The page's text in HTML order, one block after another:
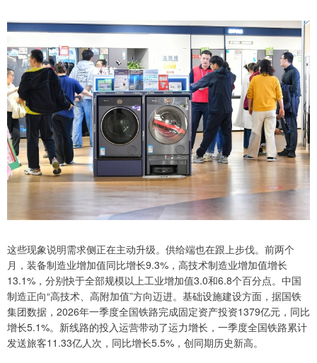
这些现象说明需求侧正在主动升级。供给端也在跟上步伐。前两个
月，装备制造业增加值同比增长9.3%，高技术制造业增加值增长
13.1%，分别快于全部规模以上工业增加值3.0和6.8个百分点。中国
制造正向“高技术、高附加值”方向迈进。基础设施建设方面，据国铁
集团数据，2026年一季度全国铁路完成固定资产投资1379亿元，同比
增长5.1%。新线路的投入运营带动了运力增长，一季度全国铁路累计
发送旅客11.33亿人次，同比增长5.5%，创同期历史新高。